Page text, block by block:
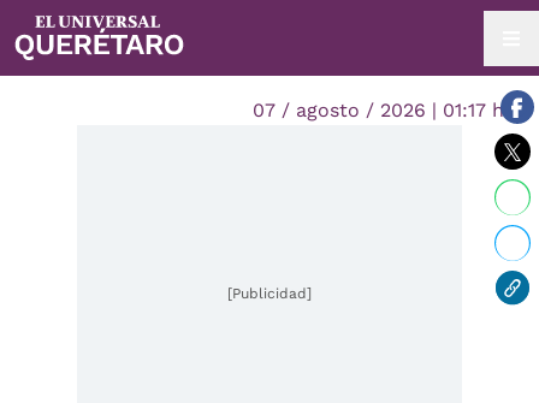
07 / agosto / 2026 | 01:17 hrs.
[Publicidad]